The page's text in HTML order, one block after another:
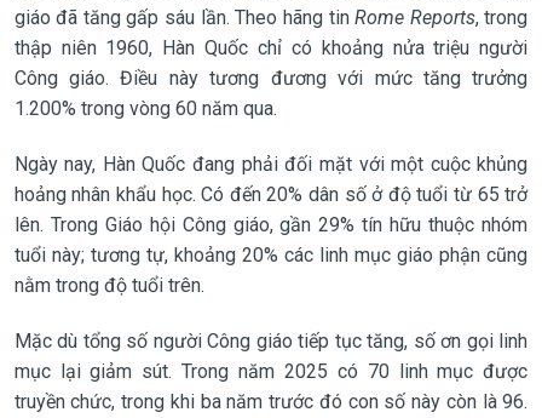
giáo đã tăng gấp sáu lần. Theo hãng tinRome Reports, trong
thập niên 1960, Hàn Quốc chỉ có khoảng nửa triệu người
Công giáo. Điều này tương đương với mức tăng trưởng
1.200% trong vòng 60 năm qua.
Ngày nay, Hàn Quốc đang phải đối mặt với một cuộc khủng
hoảng nhân khẩu học. Có đến 20% dân số ở độ tuổi từ 65 trở
lên. Trong Giáo hội Công giáo, gần 29% tín hữu thuộc nhóm
tuổi này; tương tự, khoảng 20% các linh mục giáo phận cũng
nằm trong độ tuổi trên.
Mặc dù tổng số người Công giáo tiếp tục tăng, số ơn gọi linh
mục lại giảm sút. Trong năm 2025 có 70 linh mục được
truyền chức, trong khi ba năm trước đó con số này còn là 96.